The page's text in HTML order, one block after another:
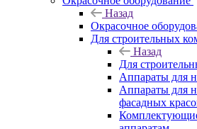
Назад
Окрасочное
Для строительных
Назад
Для
Аппараты для
Аппараты для
фасадных